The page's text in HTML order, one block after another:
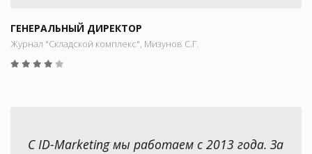
ГЕНЕРАЛЬНЫЙ ДИРЕКТОР
Журнал "Складской комплекс", Мизунов С.Г.
С ID-Marketing мы работаем с 2013 года. За